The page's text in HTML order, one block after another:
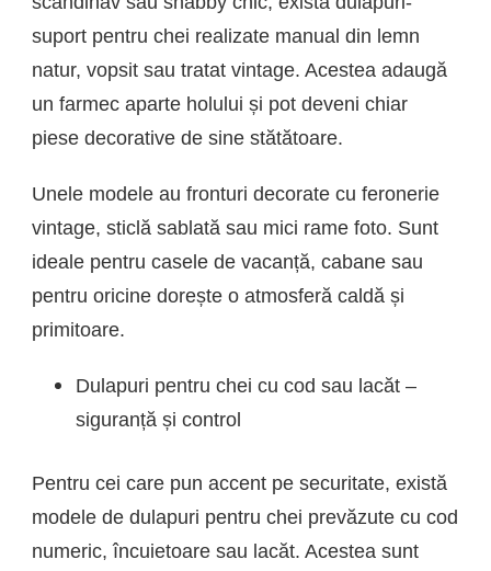
suport pentru chei realizate manual din lemn
natur, vopsit sau tratat vintage. Acestea adaugă
un farmec aparte holului și pot deveni chiar
piese decorative de sine stătătoare.
Unele modele au fronturi decorate cu feronerie
vintage, sticlă sablată sau mici rame foto. Sunt
ideale pentru casele de vacanță, cabane sau
pentru oricine dorește o atmosferă caldă și
primitoare.
Dulapuri pentru chei cu cod sau lacăt –
siguranță și control
Pentru cei care pun accent pe securitate, există
modele de dulapuri pentru chei prevăzute cu cod
numeric, încuietoare sau lacăt. Acestea sunt